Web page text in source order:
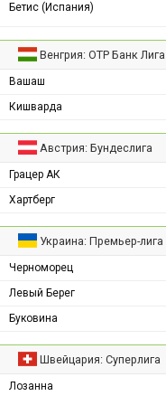
Бетис (Испания)
Венгрия: ОТР Банк Лига
Вашаш
Кишварда
Австрия: Бундеслига
Грацер АК
Хартберг
Украина: Премьер-лига
Черноморец
Левый Берег
Буковина
Швейцария: Суперлига
Лозанна